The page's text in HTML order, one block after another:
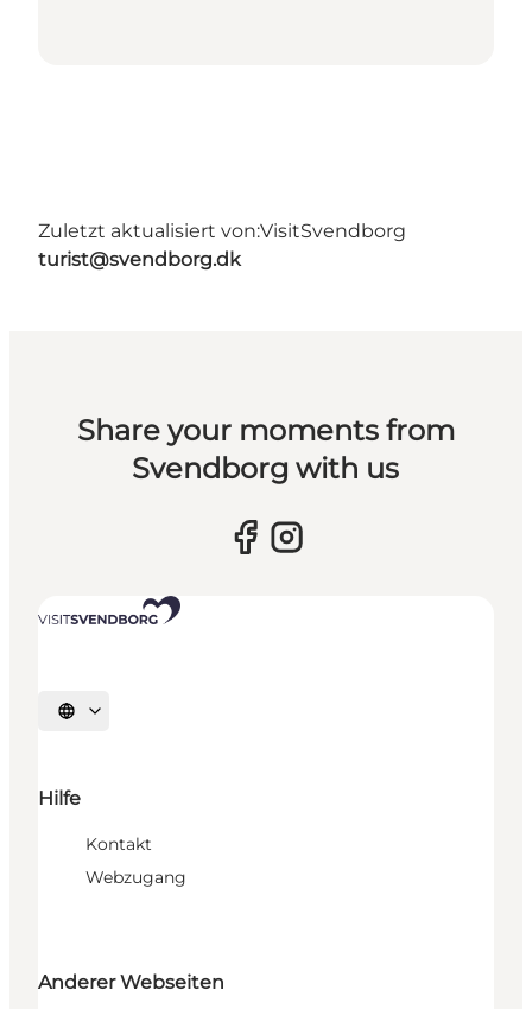
Zuletzt aktualisiert von:VisitSvendborg
turist@svendborg.dk
Share your moments from
Svendborg with us
Sprache auswählen
Hilfe
Kontakt
Webzugang
Anderer Webseiten